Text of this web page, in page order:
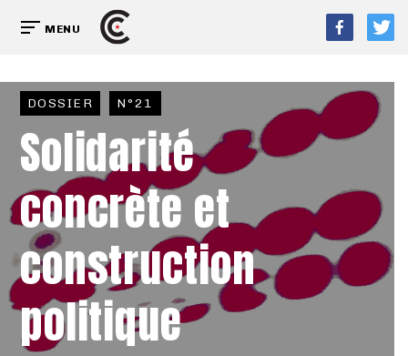
MENU
DOSSIER N°21
Solidarité
concrète et
construction
politique